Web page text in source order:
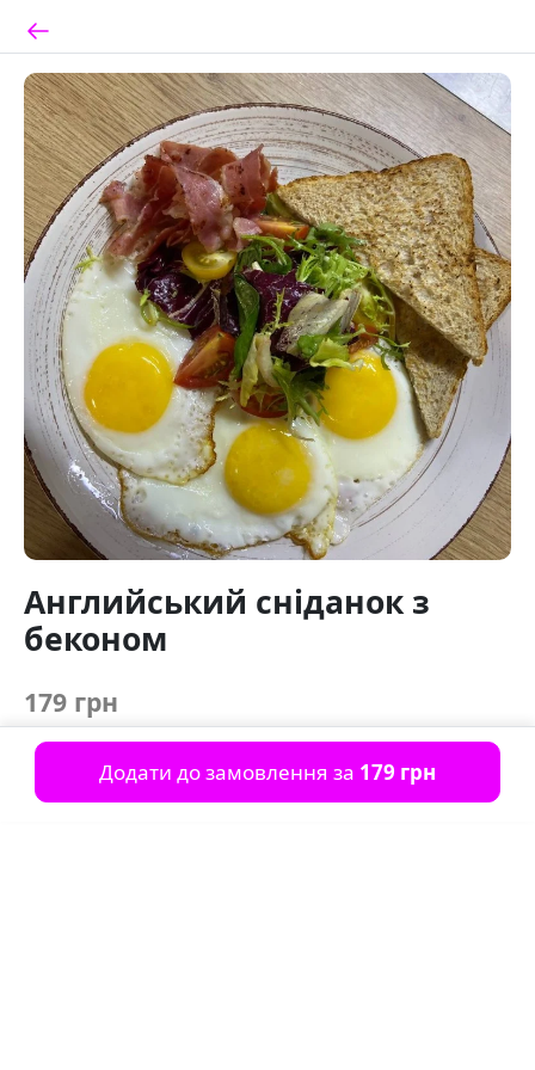
Английський сніданок з
беконом
179 грн
Додати до замовлення за 179 грн